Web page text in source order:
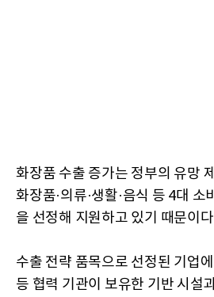
화장품 수출 증가는 정부의 유망
화장품·의류·생활·음식 등 4대 소
을 선정해 지원하고 있기 때문이
수출 전략 품목으로 선정된 기업
등 협력 기관이 보유한 기반 시설